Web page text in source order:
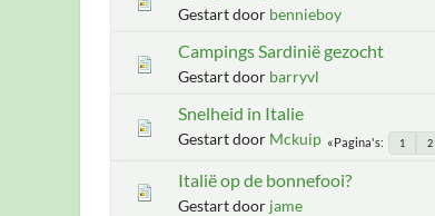
Gestart door bennieboy
Campings Sardinië gezocht
Gestart door barryvl
Snelheid in Italie
Gestart door Mckuip Pagina's 1 2
Italië op de bonnefooi?
Gestart door jame